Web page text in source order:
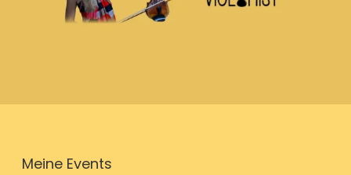
Meine Events